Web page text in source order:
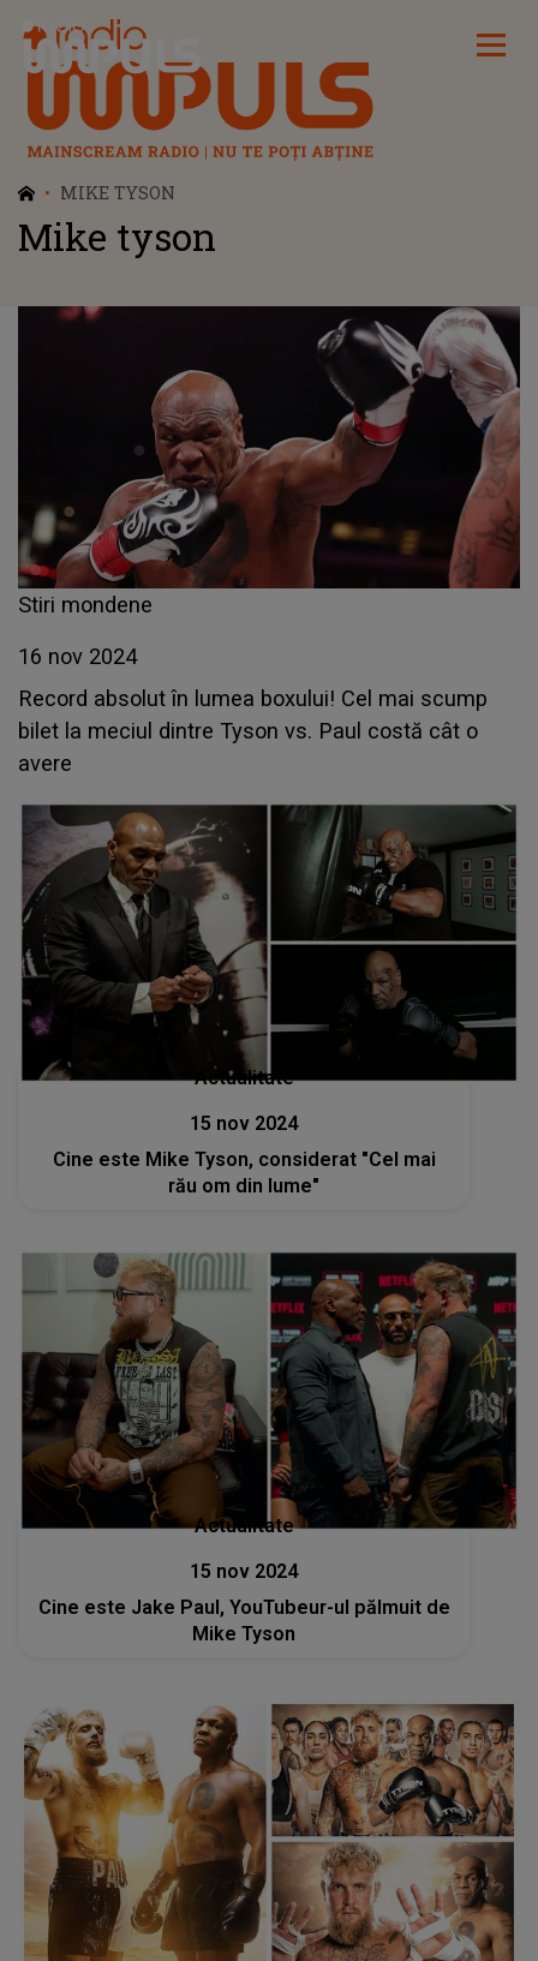
Radio Impuls
MIKE TYSON
Mike tyson
Stiri mondene
16 nov 2024
Record absolut în lumea boxului! Cel mai scump
bilet la meciul dintre Tyson vs. Paul costă cât o
avere
Actualitate
15 nov 2024
Cine este Mike Tyson, considerat "Cel mai
rău om din lume"
Actualitate
15 nov 2024
Cine este Jake Paul, YouTubeur-ul pălmuit de
Mike Tyson